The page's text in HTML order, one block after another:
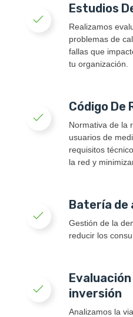
Estudios
Realizamos
problemas de
fallas que
tu organización.
Código De
Normativa de la
usuarios de
requisitos
la red y
Batería de
Gestión de la
reducir los
inversión
Analizamos la